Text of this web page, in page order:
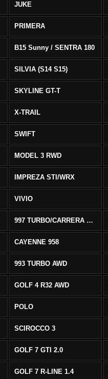
JUKE
PRIMERA
B15 Sunny / SENTRA 180
SILVIA (S14 S15)
SKYLINE GT-T
X-TRAIL
SWIFT
MODEL 3 RWD
IMPREZA STI/WRX
VIVIO
997 TURBO/CARRERA 4/4S AWD
CAYENNE 958
993 TURBO AWD
GOLF 4 R32 AWD
POLO
SCIROCCO 3
GOLF 7 GTI 2.0
GOLF 7 R-LINE 1.4